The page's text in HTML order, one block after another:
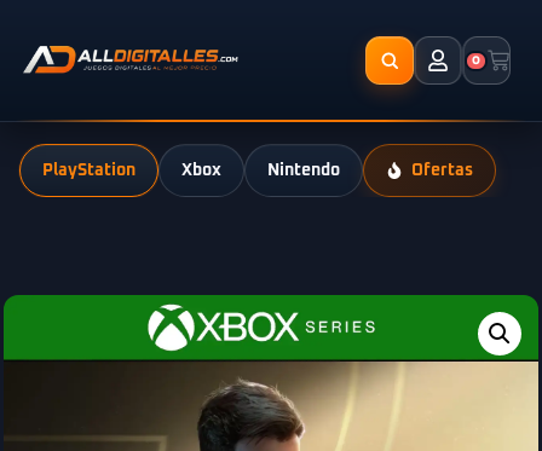
0
PlayStation Xbox Nintendo Ofertas